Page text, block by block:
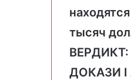
тысяч
ВЕРДИКТ:
ДОКАЗИ